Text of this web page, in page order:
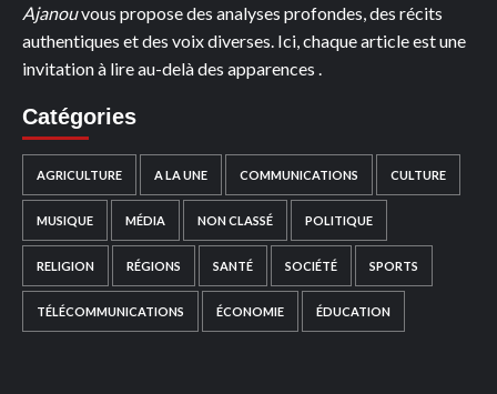
Ajanouvous propose des analyses profondes, des récits
authentiques et des voix diverses. Ici, chaque article est une
invitation à lire au-delà des apparences .
Catégories
AGRICULTURE A LA UNE COMMUNICATIONS CULTURE
MUSIQUE MÉDIA NON CLASSÉ POLITIQUE
RELIGION RÉGIONS SANTÉ SOCIÉTÉ SPORTS
TÉLÉCOMMUNICATIONS ÉCONOMIE ÉDUCATION